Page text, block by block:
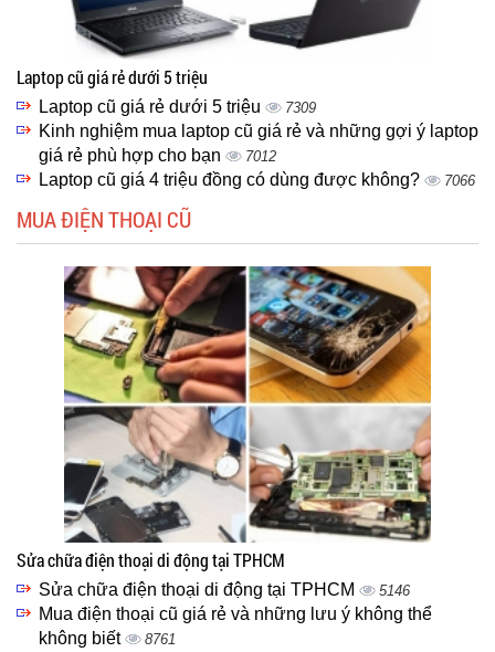
Laptop cũ giá rẻ dưới 5 triệu
Laptop cũ giá rẻ dưới 5 triệu 7309
Kinh nghiệm mua laptop cũ giá rẻ và những gợi ý laptop
giá rẻ phù hợp cho bạn
7012
Laptop cũ giá 4 triệu đồng có dùng được không? 7066
MUA ĐIỆN THOẠI CŨ
Sửa chữa điện thoại di động tại TPHCM
Sửa chữa điện thoại di động tại TPHCM 5146
Mua điện thoại cũ giá rẻ và những lưu ý không thể
không biết
8761